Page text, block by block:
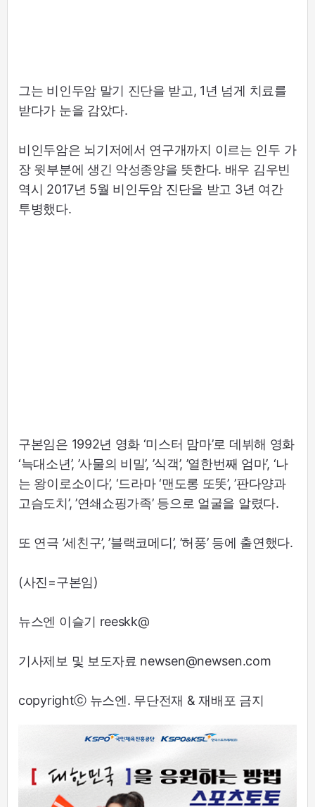
그는 비인두암 말기 진단을 받고, 1년 넘게 치료를
받다가 눈을 감았다.
비인두암은 뇌기저에서 연구개까지 이르는 인두 가
장 윗부분에 생긴 악성종양을 뜻한다. 배우 김우빈
역시 2017년 5월 비인두암 진단을 받고 3년 여간
투병했다.
구본임은 1992년 영화 ‘미스터 맘마’로 데뷔해 영화
‘늑대소년’, ’사물의 비밀’, ’식객’, ’열한번째 엄마’, ‘나
는 왕이로소이다’, ‘드라마 ‘맨도롱 또똣’, ’판다양과
고슴도치’, ’연쇄쇼핑가족’ 등으로 얼굴을 알렸다.
또 연극 ’세친구’, ’블랙코메디’, ’허풍’ 등에 출연했다.
(사진=구본임)
뉴스엔 이슬기 reeskk@
기사제보 및 보도자료 newsen@newsen.com
copyrightⓒ 뉴스엔. 무단전재 & 재배포 금지